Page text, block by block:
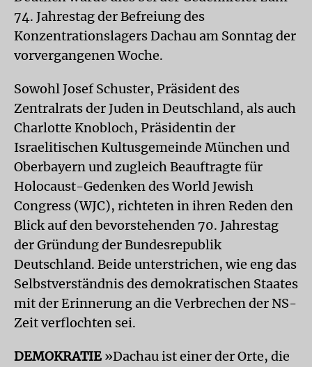
74. Jahrestag der Befreiung des
Konzentrationslagers Dachau am Sonntag der
vorvergangenen Woche.
Sowohl Josef Schuster, Präsident des
Zentralrats der Juden in Deutschland, als auch
Charlotte Knobloch, Präsidentin der
Israelitischen Kultusgemeinde München und
Oberbayern und zugleich Beauftragte für
Holocaust-Gedenken des World Jewish
Congress (WJC), richteten in ihren Reden den
Blick auf den bevorstehenden 70. Jahrestag
der Gründung der Bundesrepublik
Deutschland. Beide unterstrichen, wie eng das
Selbstverständnis des demokratischen Staates
mit der Erinnerung an die Verbrechen der NS-
Zeit verflochten sei.
DEMOKRATIE »Dachau ist einer der Orte, die